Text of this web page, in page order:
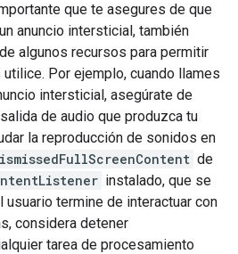
que te asegures de que
anuncio intersticial, también
algunos recursos para permitir
Por ejemplo, cuando llames
intersticial, asegúrate de
de audio que produzca tu
la reproducción de sonidos en
de
instalado, que se
usuario termine de interactuar con
considera detener
tarea de procesamiento